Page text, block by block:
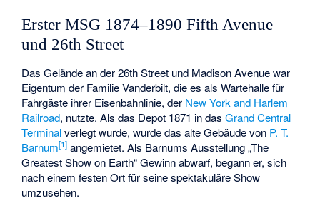
Erster MSG 1874–1890 Fifth Avenue
und 26th Street
Das Gelände an der 26th Street und Madison Avenue war
Eigentum der Familie Vanderbilt, die es als Wartehalle für
Fahrgäste ihrer Eisenbahnlinie, der New York and Harlem
Railroad, nutzte. Als das Depot 1871 in dasGrand Central
Terminalverlegt wurde, wurde das alte Gebäude von P. T.
Barnum[1] angemietet. Als Barnums Ausstellung „The
Greatest Show on Earth“ Gewinn abwarf, begann er, sich
nach einem festen Ort für seine spektakuläre Show
umzusehen.